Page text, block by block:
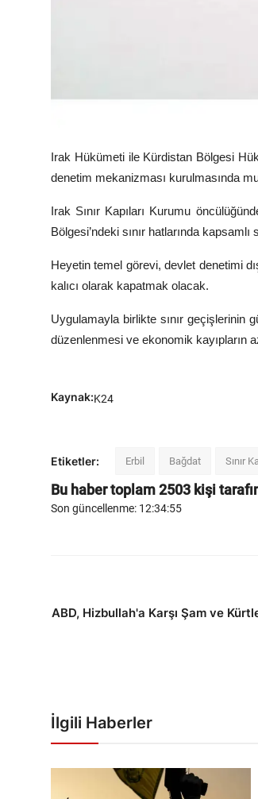
Irak Hükümeti ile Kürdistan Bölgesi
denetim mekanizması kurulmasında
Irak Sınır Kapıları Kurumu
Bölgesi’ndeki sınır hatlarında
Heyetin temel görevi, devlet denetimi
kalıcı olarak kapatmak olacak.
Uygulamayla birlikte sınır geçişlerinin
düzenlenmesi ve ekonomik kayıpların
Kaynak:K24
Etiketler: Erbil Bağdat Sınır
Bu haber toplam2503 kişi
Son güncellenme: 12:34:55
ABD, Hizbullah'a Karşı Şam ve
İlgili Haberler